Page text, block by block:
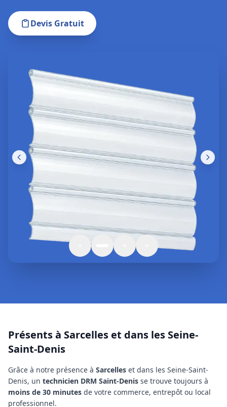
Devis Gratuit
Présents à Sarcelles et dans les Seine-
Saint-Denis
Grâce à notre présence à Sarcelles et dans les Seine-Saint-
Denis, un technicien DRM Saint-Denis se trouve toujours à
moins de 30 minutes de votre commerce, entrepôt ou local
professionnel.